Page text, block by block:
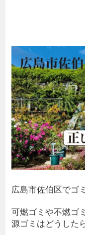
広島市佐伯区でゴ
可燃ゴミや不燃ゴ
源ゴミはどうした